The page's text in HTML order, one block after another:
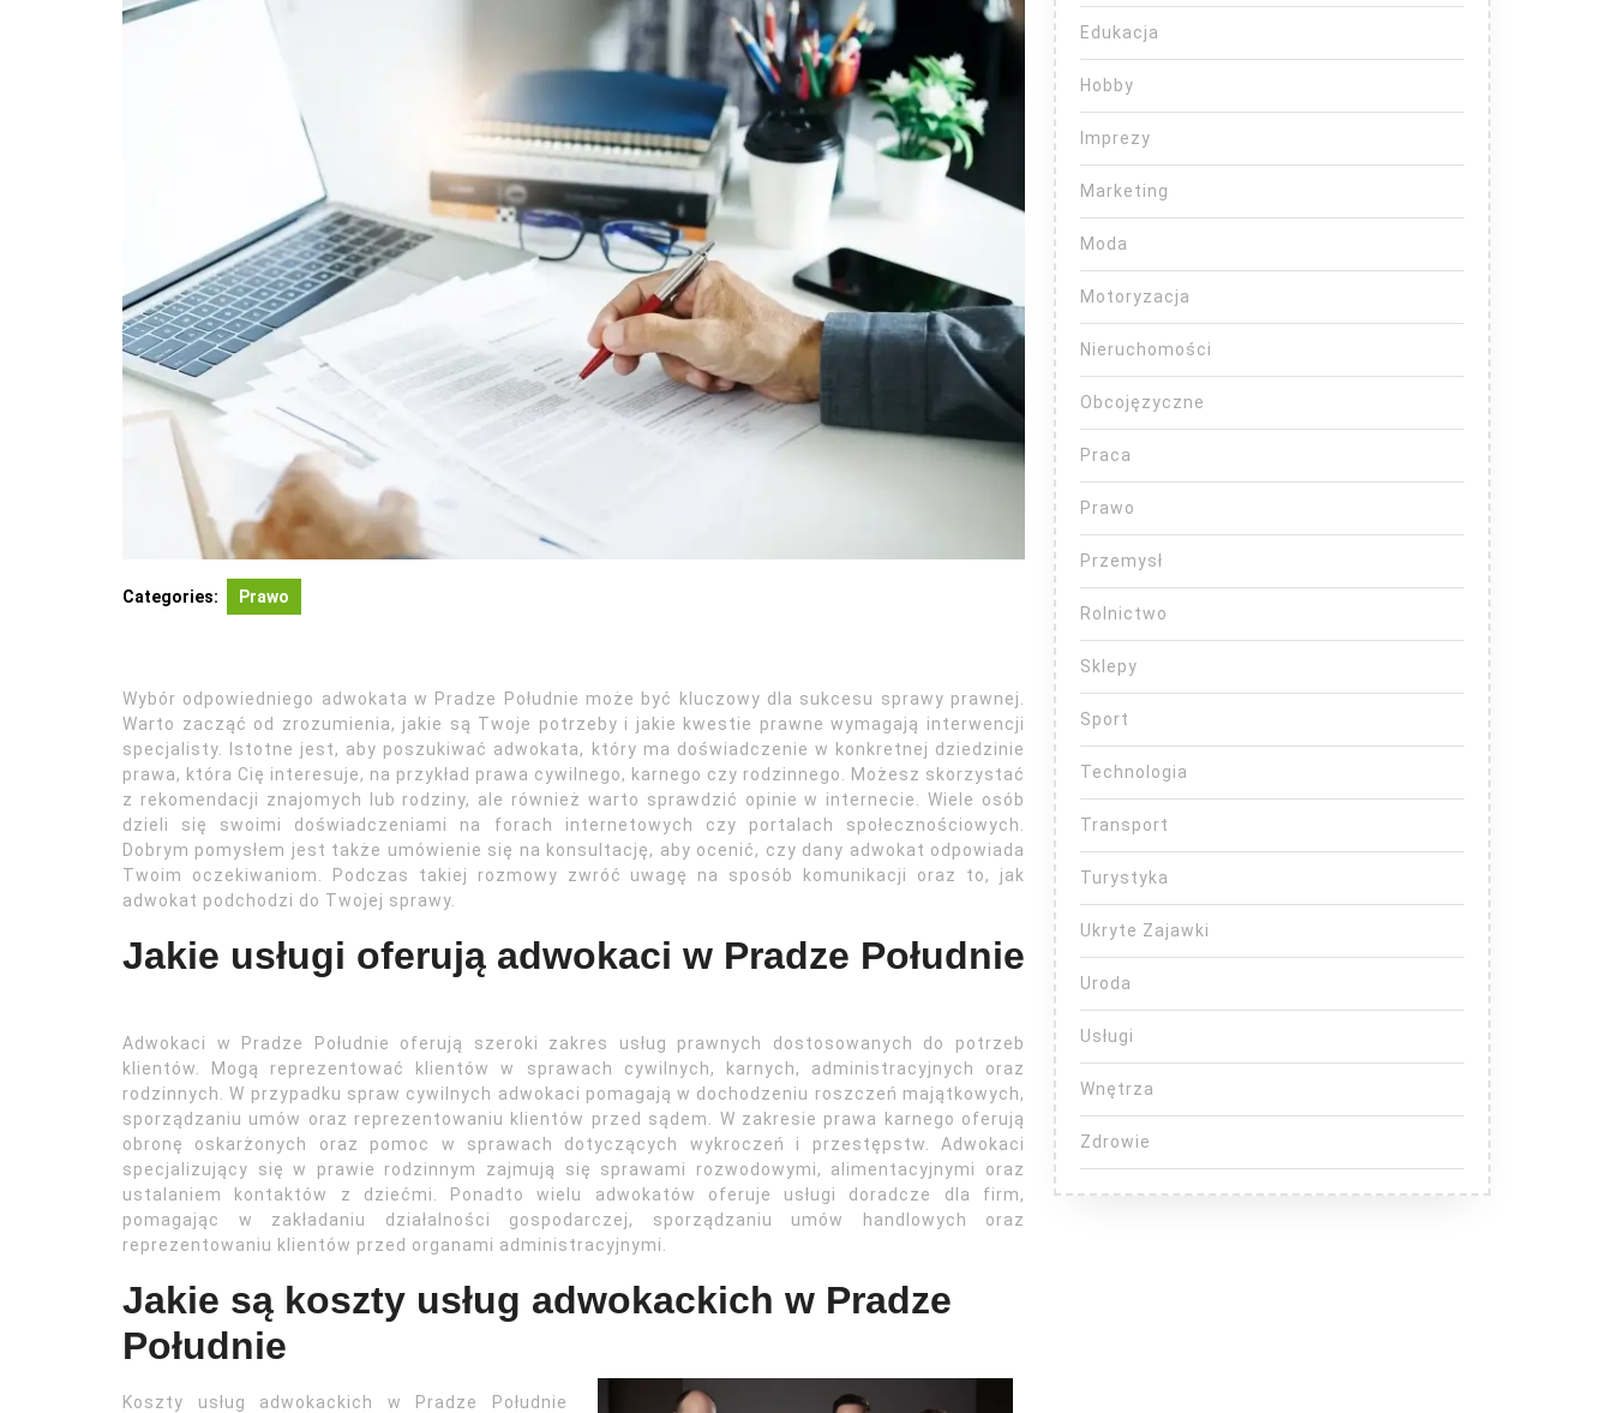
Categories: Prawo
Wybór odpowiedniego adwokata w Pradze Południe może być kluczowy dla sukcesu sprawy prawnej.
Warto zacząć od zrozumienia, jakie są Twoje potrzeby i jakie kwestie prawne wymagają interwencji
specjalisty. Istotne jest, aby poszukiwać adwokata, który ma doświadczenie w konkretnej dziedzinie
prawa, która Cię interesuje, na przykład prawa cywilnego, karnego czy rodzinnego. Możesz skorzystać
z rekomendacji znajomych lub rodziny, ale również warto sprawdzić opinie w internecie. Wiele osób
dzieli się swoimi doświadczeniami na forach internetowych czy portalach społecznościowych.
Dobrym pomysłem jest także umówienie się na konsultację, aby ocenić, czy dany adwokat odpowiada
Twoim oczekiwaniom. Podczas takiej rozmowy zwróć uwagę na sposób komunikacji oraz to, jak
adwokat podchodzi do Twojej sprawy.
Jakie usługi oferują adwokaci w Pradze Południe
Adwokaci w Pradze Południe oferują szeroki zakres usług prawnych dostosowanych do potrzeb
klientów. Mogą reprezentować klientów w sprawach cywilnych, karnych, administracyjnych oraz
rodzinnych. W przypadku spraw cywilnych adwokaci pomagają w dochodzeniu roszczeń majątkowych,
sporządzaniu umów oraz reprezentowaniu klientów przed sądem. W zakresie prawa karnego oferują
obronę oskarżonych oraz pomoc w sprawach dotyczących wykroczeń i przestępstw. Adwokaci
specjalizujący się w prawie rodzinnym zajmują się sprawami rozwodowymi, alimentacyjnymi oraz
ustalaniem kontaktów z dziećmi. Ponadto wielu adwokatów oferuje usługi doradcze dla firm,
pomagając w zakładaniu działalności gospodarczej, sporządzaniu umów handlowych oraz
reprezentowaniu klientów przed organami administracyjnymi.
Jakie są koszty usług adwokackich w Pradze
Południe
Koszty usług adwokackich w Pradze Południe
Edukacja
Hobby
Imprezy
Marketing
Moda
Motoryzacja
Nieruchomości
Obcojęzyczne
Praca
Prawo
Przemysł
Rolnictwo
Sklepy
Sport
Technologia
Transport
Turystyka
Ukryte Zajawki
Uroda
Usługi
Wnętrza
Zdrowie